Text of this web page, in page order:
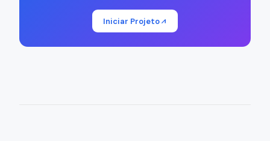
Iniciar Projeto